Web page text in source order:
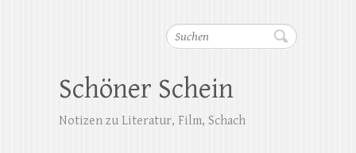
Suchen
Schöner Schein
Notizen zu Literatur, Film, Schach